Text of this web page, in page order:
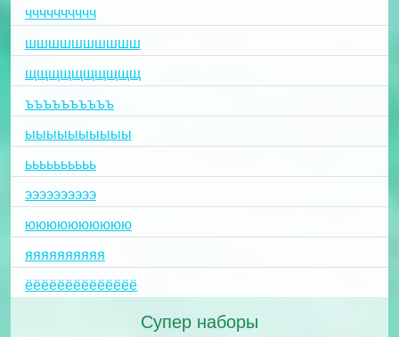
чччччччччч
шшшшшшшшшш
щщщщщщщщщщ
ъъъъъъъъъъ
ыыыыыыыыыы
ьььььььььь
ээээээээээ
юююююююююю
яяяяяяяяяя
ёёёёёёёёёёёёёё
Супер наборы